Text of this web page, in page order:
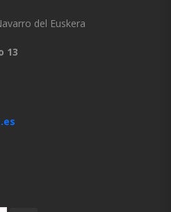
del Euskera
13